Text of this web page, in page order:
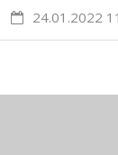
24.01.2022